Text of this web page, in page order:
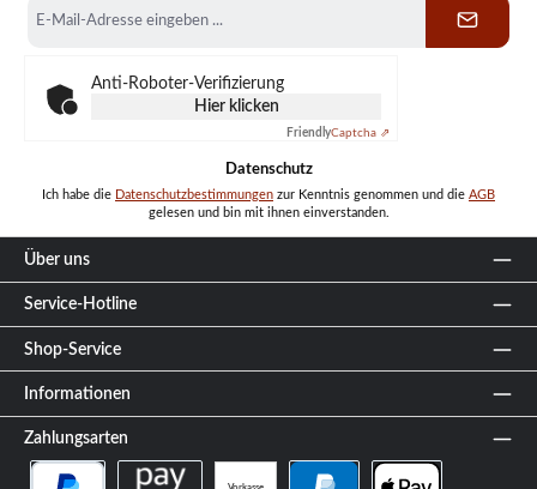
Mail-
Anti-Roboter-Verifizierung
Hier klicken
FriendlyCaptcha ⇗
Datenschutz
Ich habe die Datenschutzbestimmungen zur Kenntnis genommen und die AGB
gelesen und bin mit ihnen einverstanden.
Über uns
Service-Hotline
Shop-Service
Informationen
Zahlungsarten